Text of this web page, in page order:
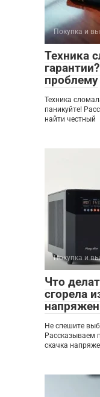
Покупка и
Техника
проблему
Техника
паникуйте!
найти честный
Покупка и
Что
сгорела
Не спешите
Рассказываем
скачка